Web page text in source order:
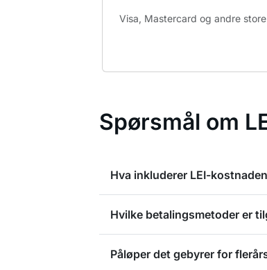
Visa, Mastercard og andre
Spørsmål om
Hva inkluderer LEI-
Hvilke betalingsmetoder er
Påløper det gebyrer for